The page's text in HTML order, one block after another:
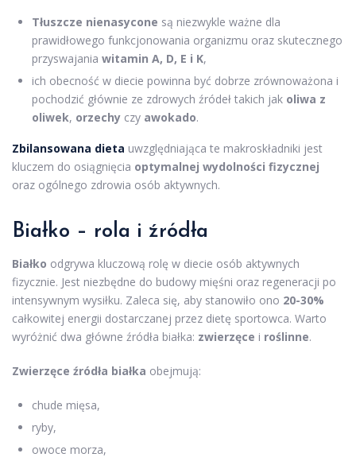
Tłuszcze nienasycone są niezwykle ważne dla
prawidłowego funkcjonowania organizmu oraz skutecznego
przyswajania witamin A, D, E i K,
ich obecność w diecie powinna być dobrze zrównoważona i
pochodzić głównie ze zdrowych źródeł takich jak oliwa z
oliwek, orzechy czy awokado.
Zbilansowana dieta uwzględniająca te makroskładniki jest
kluczem do osiągnięcia optymalnej wydolności fizycznej
oraz ogólnego zdrowia osób aktywnych.
Białko – rola i źródła
Białko odgrywa kluczową rolę w diecie osób aktywnych
fizycznie. Jest niezbędne do budowy mięśni oraz regeneracji po
intensywnym wysiłku. Zaleca się, aby stanowiło ono 20-30%
całkowitej energii dostarczanej przez dietę sportowca. Warto
wyróżnić dwa główne źródła białka: zwierzęce i roślinne.
Zwierzęce źródła białka obejmują:
chude mięsa,
ryby,
owoce morza,